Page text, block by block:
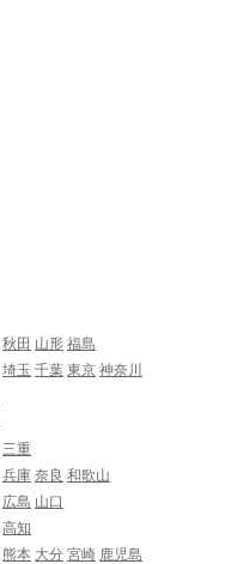
秋田 山形 福島
埼玉 千葉 東京 神奈川
三重
兵庫 奈良 和歌山
広島 山口
高知
熊本 大分 宮崎 鹿児島